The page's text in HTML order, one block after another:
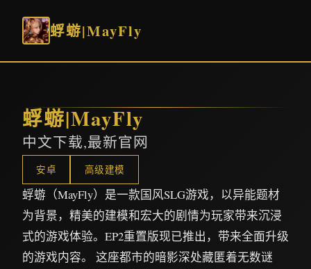
蜉蝣|MayFly
蜉蝣|MayFly
中文下载,最新官网
安卓 高级建模
蜉蝣（MayFly）是一款国风SLG游戏，以异能题材
为背景，精美的建模和宏大的剧情为玩家带来沉浸
式的游戏体验。EP2重置版现已推出，带来全面升级
的游戏内容。 这座都市的暗影深处藏匿着无数谜